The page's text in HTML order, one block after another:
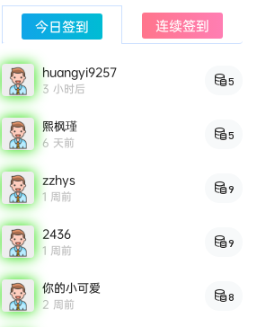
今日签到 连续签到
huangyi9257
3 小时后 5
熙枫瑾
6 天前 5
zzhys
1 周前 9
2436
1 周前 9
你的小可爱
2 周前 8